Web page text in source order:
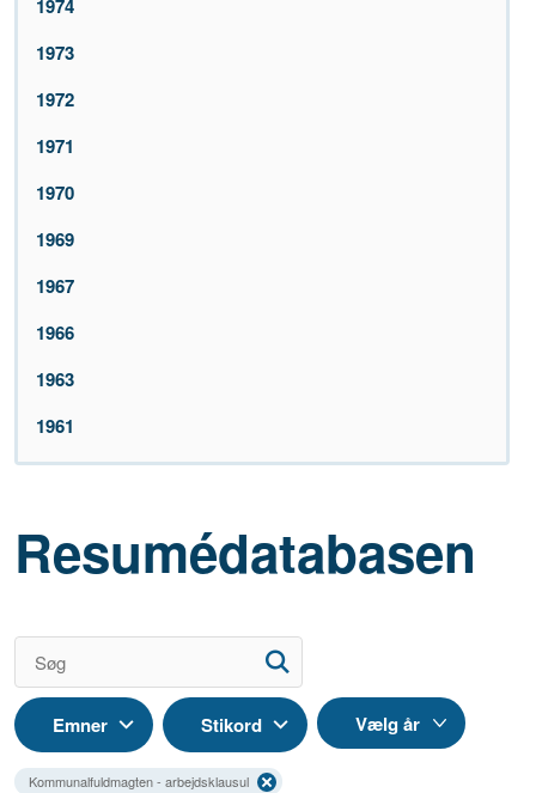
1974
1973
1972
1971
1970
1969
1967
1966
1963
1961
Resumédatabasen
Emner Stikord
Kommunalfuldmagten - arbejdsklausul